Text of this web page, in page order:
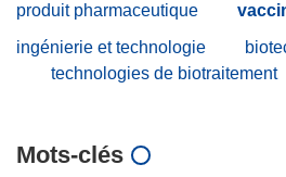
produit pharmaceutique
ingénierie et technologie
technologies de biotraitement
Mots‑clés